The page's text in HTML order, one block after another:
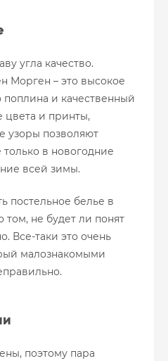
угла качество.
Морген – это высокое
поплина и качественный
и принты,
узоры позволяют
только в новогодние
всей зимы.
постельное белье в
том, не будет ли понят
Все-таки это очень
малознакомыми
поэтому пара